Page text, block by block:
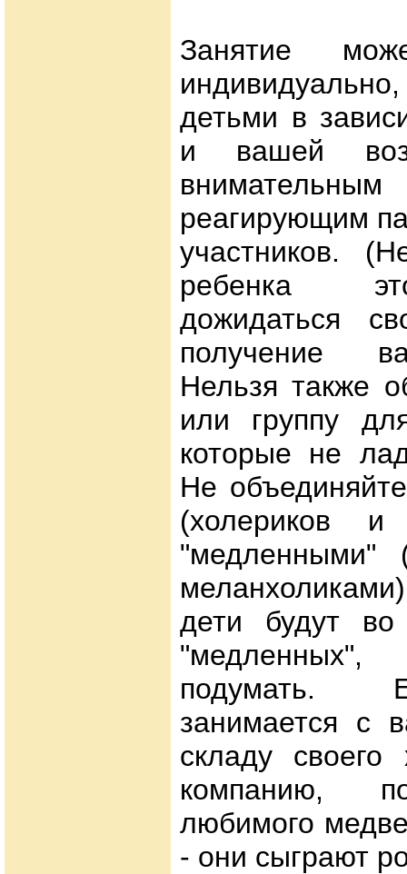
Занятие
детьми в
и вашей
реагирующим
участников.
ребенка
дожидаться
получение
Нельзя также
или группу
которые не
Не
(холериков и
"медленными"
дети будут
подумать.
занимается с
складу своего
компанию,
любимого
- они сыграют